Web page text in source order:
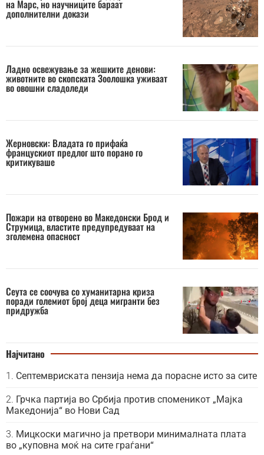
на Марс, но научниците бараат
дополнителни докази
Ладно освежување за жешките денови:
животните во скопската Зоолошка уживаат
во овошни сладоледи
Жерновски: Владата го прифаќа
францускиот предлог што порано го
критикуваше
Пожари на отворено во Македонски Брод и
Струмица, властите предупредуваат на
зголемена опасност
Сеута се соочува со хуманитарна криза
поради големиот број деца мигранти без
придружба
Најчитано
Септемвриската пензија нема да порасне исто за сите
Грчка партија во Србија против споменикот „Мајка
Македонија“ во Нови Сад
Мицкоски магично ја претвори минималната плата
во „куповна моќ на сите граѓани“